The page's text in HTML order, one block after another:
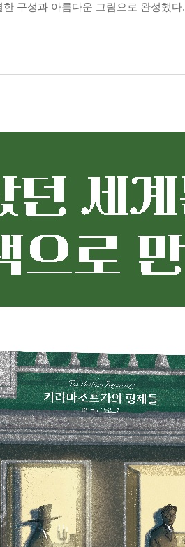
구성과 아름다운 그림으로 완성했다.